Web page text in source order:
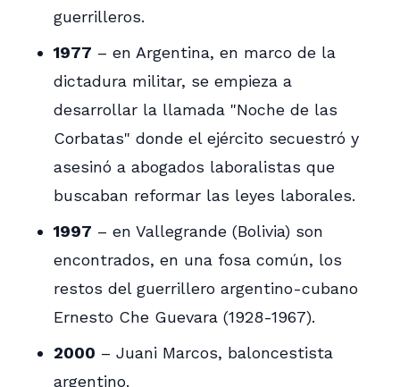
guerrilleros.
1977 – en Argentina, en marco de la
dictadura militar, se empieza a
desarrollar la llamada "Noche de las
Corbatas" donde el ejército secuestró y
asesinó a abogados laboralistas que
buscaban reformar las leyes laborales.
1997 – en Vallegrande (Bolivia) son
encontrados, en una fosa común, los
restos del guerrillero argentino-cubano
Ernesto Che Guevara (1928-1967).
2000 – Juani Marcos, baloncestista
argentino.